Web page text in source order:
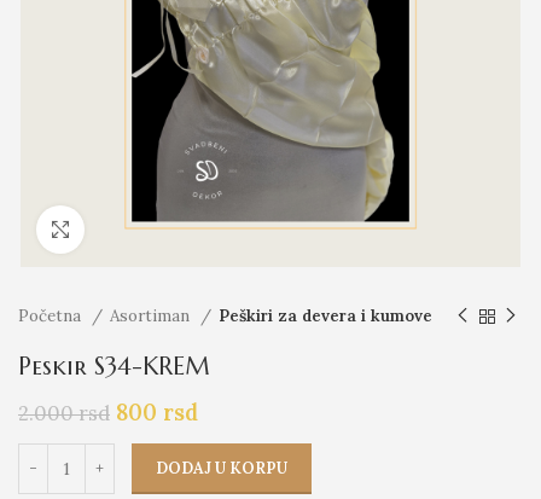
Click to enlarge
Početna Asortiman Peškiri za devera i kumove
Peskir S34-KREM
2.000rsd 800 rsd
DODAJ U KORPU